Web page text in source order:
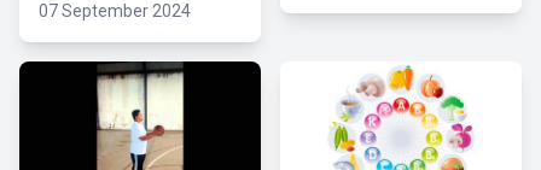
07 September 2024